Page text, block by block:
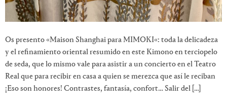
Os presento «Maison Shanghai para MIMOKI«: toda la delicadeza
y el refinamiento oriental resumido en este Kimono en terciopelo
de seda, que lo mismo vale para asistir a un concierto en el Teatro
Real que para recibir en casa a quien se merezca que así le reciban
¡Eso son honores! Contrastes, fantasía, confort… Salir del […]